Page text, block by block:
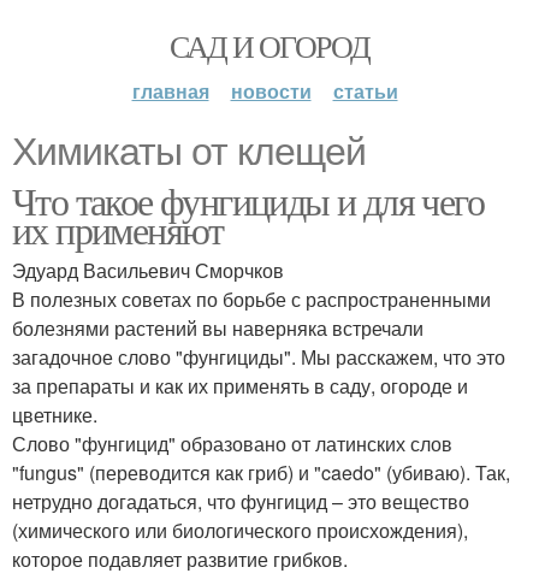
САД И ОГОРОД
главная новости статьи
Химикаты от клещей
Что такое фунгициды и для чего
их применяют
Эдуард Васильевич Сморчков
В полезных советах по борьбе с распространенными
болезнями растений вы наверняка встречали
загадочное слово "фунгициды". Мы расскажем, что это
за препараты и как их применять в саду, огороде и
цветнике.
Слово "фунгицид" образовано от латинских слов
"fungus" (переводится как гриб) и "caedo" (убиваю). Так,
нетрудно догадаться, что фунгицид – это вещество
(химического или биологического происхождения),
которое подавляет развитие грибков.